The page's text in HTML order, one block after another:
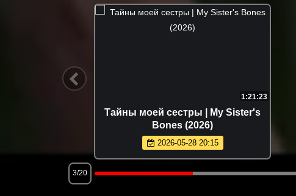
1:21:23
Тайны моей сестры | My Sister's
Bones (2026)
2026-05-28 20:15
3/20